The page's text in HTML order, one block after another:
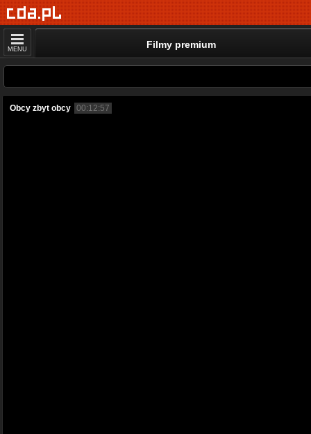
MENU Filmy premium
Obcy zbyt obcy 00:12:57